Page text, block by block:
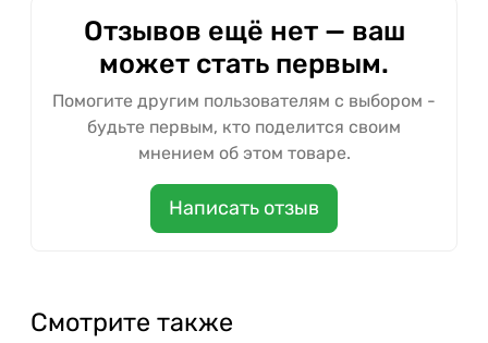
Отзывов ещё нет — ваш
может стать первым.
Помогите другим пользователям с выбором -
будьте первым, кто поделится своим
мнением об этом товаре.
Написать отзыв
Смотрите также